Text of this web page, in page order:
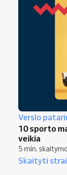
Verslo
10 sporto
veikia
5 min. skaitymo
Skaityti